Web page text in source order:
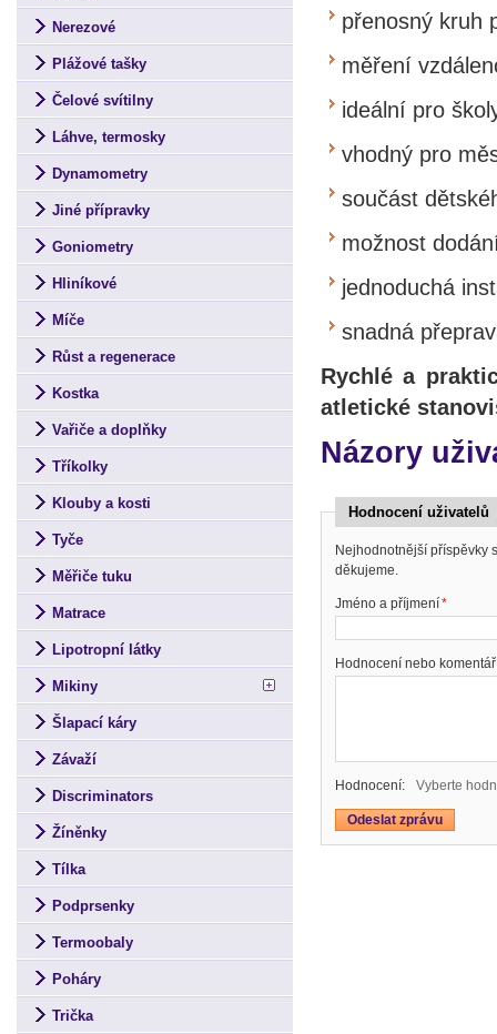
přenosný kruh
měření
ideální pro
vhodný pro
součást
možnost
jednoduchá
snadná
Rychlé a
atletické
Názory
Hodnocení uživatelů
Nejhodnotnější příspěvky
děkujeme.
Jméno a příjmení*
Hodnocení nebo komentář
Hodnocení: Vyberte
Nerezové
Plážové tašky
Čelové svítilny
Láhve, termosky
Dynamometry
Jiné přípravky
Goniometry
Hliníkové
Míče
Růst a regenerace
Kostka
Vařiče a doplňky
Tříkolky
Klouby a kosti
Tyče
Měřiče tuku
Matrace
Lipotropní látky
Mikiny
Šlapací káry
Závaží
Discriminators
Žíněnky
Tílka
Podprsenky
Termoobaly
Poháry
Trička